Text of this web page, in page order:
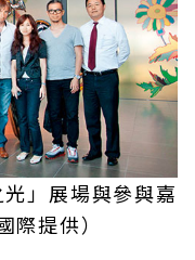
」展場與參與嘉
際提供）